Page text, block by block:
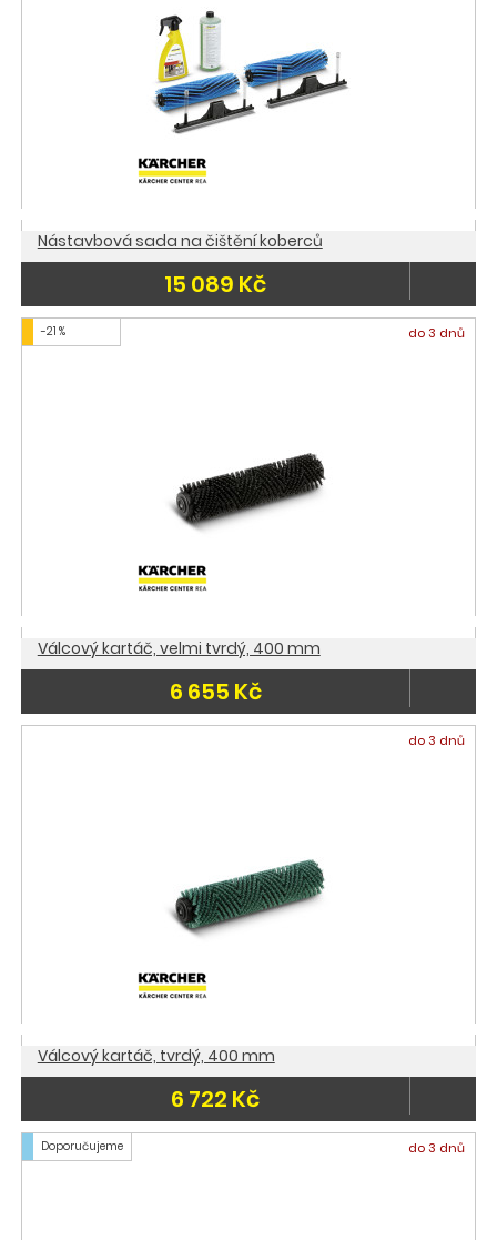
Nástavbová sada na čištění koberců
15 089 Kč
-21 % do 3 dnů
Válcový kartáč, velmi tvrdý, 400 mm
6 655 Kč
do 3 dnů
Válcový kartáč, tvrdý, 400 mm
6 722 Kč
Doporučujeme do 3 dnů